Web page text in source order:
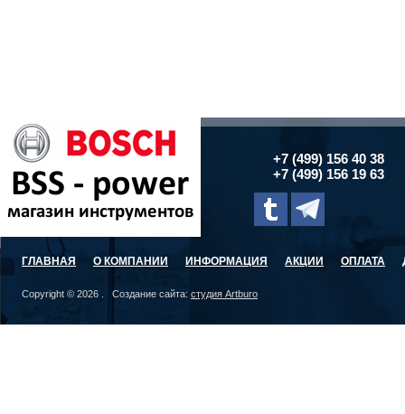
+7 (499) 156 40 38
+7 (499) 156 19 63
ГЛАВНАЯ О КОМПАНИИ ИНФОРМАЦИЯ АКЦИИ ОПЛАТА
Copyright © 2026 . Создание сайта: студия Artburo